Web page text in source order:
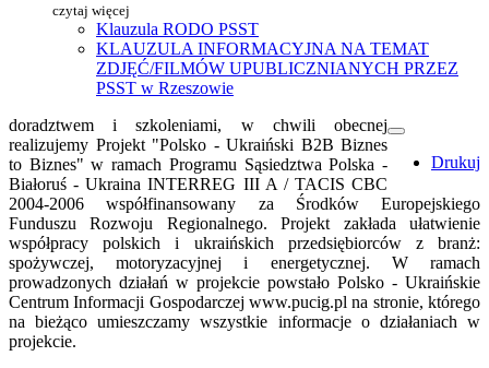
czytaj więcej
Klauzula RODO PSST
KLAUZULA INFORMACYJNA NA TEMAT
ZDJĘĆ/FILMÓW UPUBLICZNIANYCH PRZEZ
PSST w Rzeszowie
Drukuj
doradztwem i szkoleniami, w chwili obecnej
realizujemy Projekt "Polsko - Ukraiński B2B Biznes
to Biznes" w ramach Programu Sąsiedztwa Polska -
Białoruś - Ukraina INTERREG III A / TACIS CBC
2004-2006 współfinansowany za Środków Europejskiego
Funduszu Rozwoju Regionalnego. Projekt zakłada ułatwienie
współpracy polskich i ukraińskich przedsiębiorców z branż:
spożywczej, motoryzacyjnej i energetycznej. W ramach
prowadzonych działań w projekcie powstało Polsko - Ukraińskie
Centrum Informacji Gospodarczej www.pucig.pl na stronie, którego
na bieżąco umieszczamy wszystkie informacje o działaniach w
projekcie.